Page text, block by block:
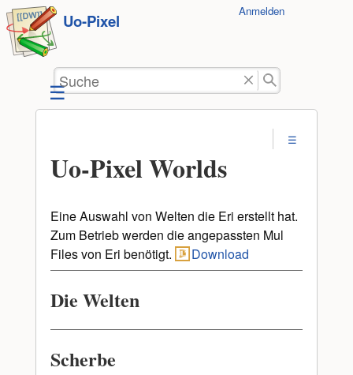
zum
Inhalt
springen
Uo-Pixel Anmelden
Suche
Uo-Pixel Worlds
Eine Auswahl von Welten die Eri erstellt hat.
Zum Betrieb werden die angepassten Mul
Files von Eri benötigt.
Download
Die Welten
Scherbe